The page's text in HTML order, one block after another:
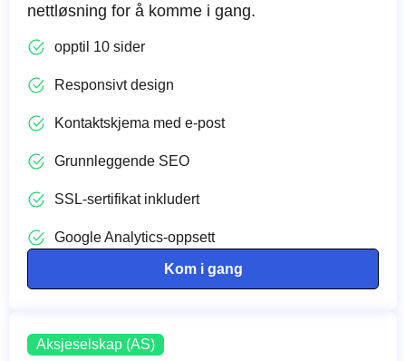
nettløsning for å komme i gang.
opptil 10 sider
Responsivt design
Kontaktskjema med e-post
Grunnleggende SEO
SSL-sertifikat inkludert
Google Analytics-oppsett
Kom i gang
Aksjeselskap (AS)